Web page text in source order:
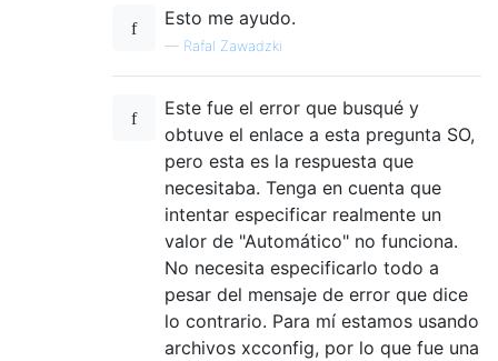
Esto me ayudo.
— Rafal Zawadzki
Este fue el error que busqué y
obtuve el enlace a esta pregunta SO,
pero esta es la respuesta que
necesitaba. Tenga en cuenta que
intentar especificar realmente un
valor de "Automático" no funciona.
No necesita especificarlo todo a
pesar del mensaje de error que dice
lo contrario. Para mí estamos usando
archivos xcconfig, por lo que fue una